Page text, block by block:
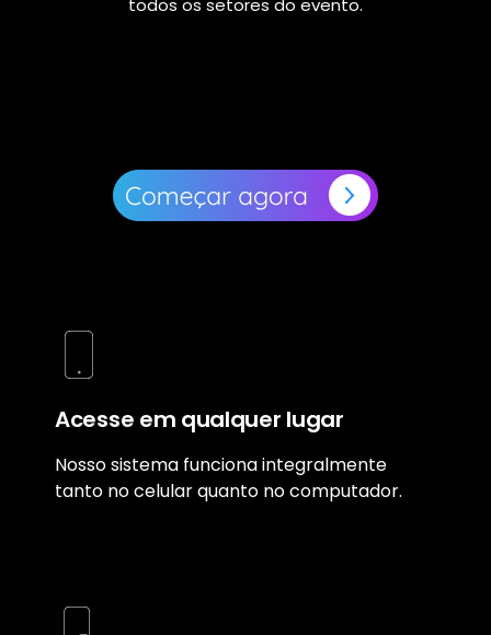
todos os setores do evento.
Acesse em qualquer lugar
Nosso sistema funciona integralmente
tanto no celular quanto no computador.